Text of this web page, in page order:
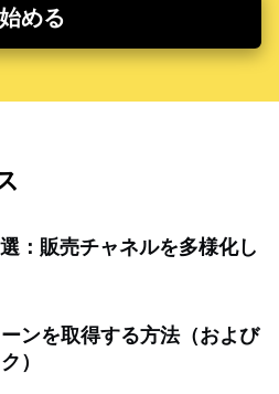
始める
：販売チャネルを多様化し
ンを取得する方法（および
）